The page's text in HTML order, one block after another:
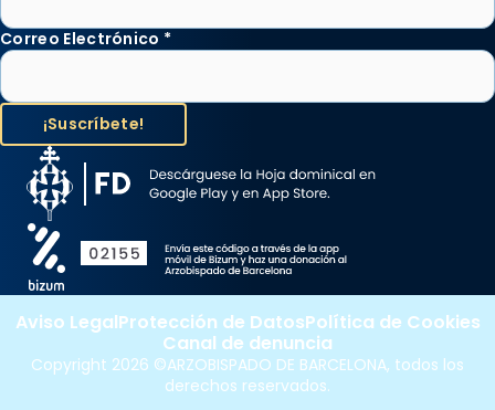
Correo Electrónico *
Copyright 2026 ©ARZOBISPADO DE BARCELONA, todos los
derechos reservados.
Aviso LegalProtección de DatosPolítica de Cookies
Canal de denuncia